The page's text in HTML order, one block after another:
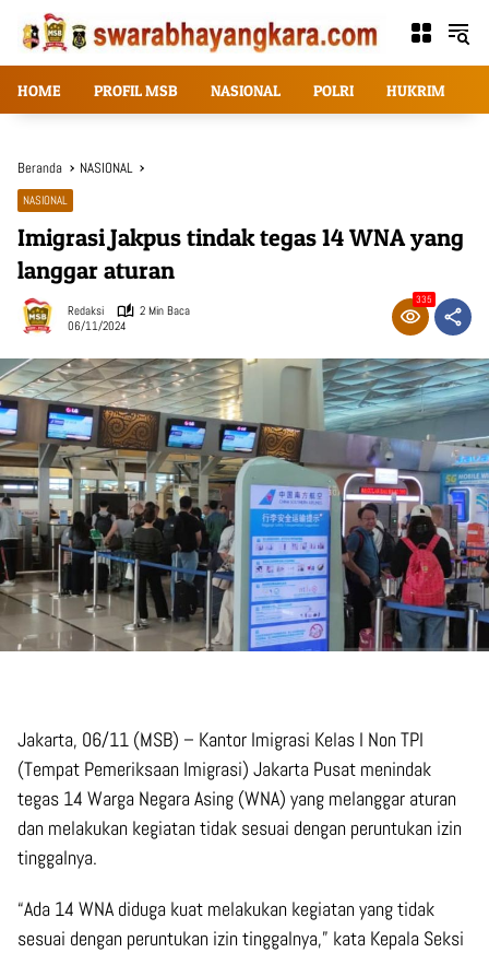
Langsung
konten
HOME PROFIL MSB NASIONAL POLRI HUKRIM
Beranda NASIONAL
NASIONAL
Imigrasi Jakpus tindak tegas 14 WNA yang
langgar aturan
Redaksi
2 Min Baca
06/11/2024
335
Jakarta, 06/11 (MSB) – Kantor Imigrasi Kelas I Non TPI
(Tempat Pemeriksaan Imigrasi) Jakarta Pusat menindak
tegas 14 Warga Negara Asing (WNA) yang melanggar aturan
dan melakukan kegiatan tidak sesuai dengan peruntukan izin
tinggalnya.
“Ada 14 WNA diduga kuat melakukan kegiatan yang tidak
sesuai dengan peruntukan izin tinggalnya,” kata Kepala Seksi